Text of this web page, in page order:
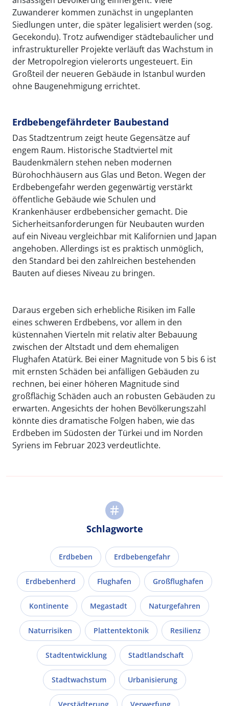
Zuwanderer kommen zunächst in ungeplanten
Siedlungen unter, die später legalisiert werden (sog.
Gecekondu). Trotz aufwendiger städtebaulicher und
infrastruktureller Projekte verläuft das Wachstum in
der Metropolregion vielerorts ungesteuert. Ein
Großteil der neueren Gebäude in Istanbul wurden
ohne Baugenehmigung errichtet.
Erdbebengefährdeter Baubestand
Das Stadtzentrum zeigt heute Gegensätze auf
engem Raum. Historische Stadtviertel mit
Baudenkmälern stehen neben modernen
Bürohochhäusern aus Glas und Beton. Wegen der
Erdbebengefahr werden gegenwärtig verstärkt
öffentliche Gebäude wie Schulen und
Krankenhäuser erdbebensicher gemacht. Die
Sicherheitsanforderungen für Neubauten wurden
auf ein Niveau vergleichbar mit Kalifornien und Japan
angehoben. Allerdings ist es praktisch unmöglich,
den Standard bei den zahlreichen bestehenden
Bauten auf dieses Niveau zu bringen.
Daraus ergeben sich erhebliche Risiken im Falle
eines schweren Erdbebens, vor allem in den
küstennahen Vierteln mit relativ alter Bebauung
zwischen der Altstadt und dem ehemaligen
Flughafen Atatürk. Bei einer Magnitude von 5 bis 6 ist
mit ernsten Schäden bei anfälligen Gebäuden zu
rechnen, bei einer höheren Magnitude sind
großflächig Schäden auch an robusten Gebäuden zu
erwarten. Angesichts der hohen Bevölkerungszahl
könnte dies dramatische Folgen haben, wie das
Erdbeben im Südosten der Türkei und im Norden
Syriens im Februar 2023 verdeutlichte.
Schlagworte
Erdbeben Erdbebengefahr
Erdbebenherd Flughafen Großflughafen
Kontinente Megastadt Naturgefahren
Naturrisiken Plattentektonik Resilienz
Stadtentwicklung Stadtlandschaft
Stadtwachstum Urbanisierung